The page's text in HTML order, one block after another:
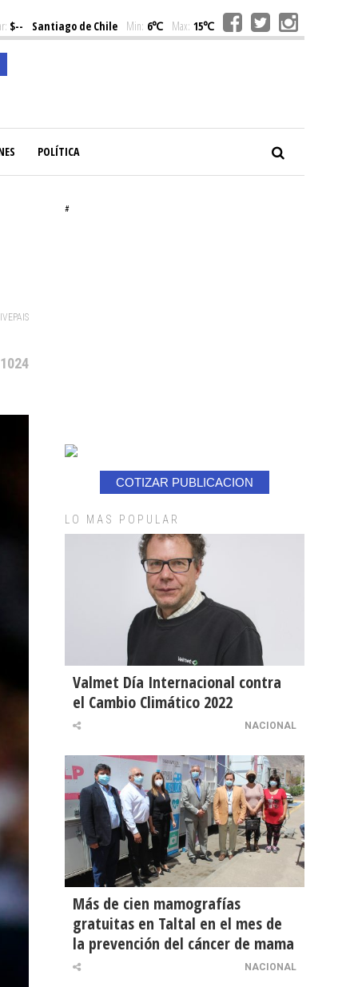
$-- Santiago de Chile Min: 6℃ Max: 15℃
POLÍTICA
#
COTIZAR PUBLICACION
LO MAS POPULAR
Valmet Día Internacional contra
el Cambio Climático 2022
NACIONAL
Más de cien mamografías
gratuitas en Taltal en el mes de
la prevención del cáncer de mama
NACIONAL